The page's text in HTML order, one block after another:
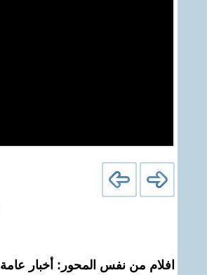
افلام من نفس المحور: أخبار عامة